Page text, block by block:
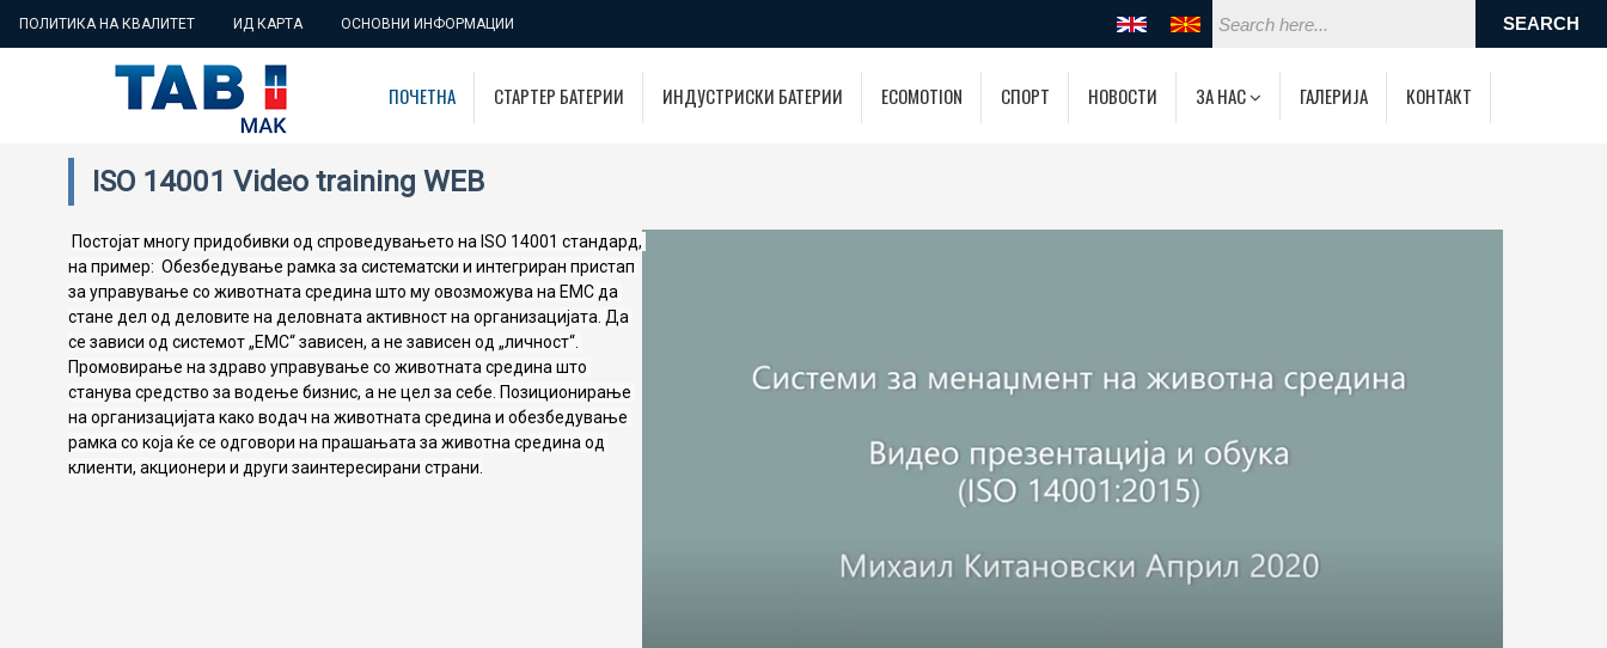
ПОЛИТИКА НА КВАЛИТЕТ ИД КАРТА ОСНОВНИ ИНФОРМАЦИИ
ПОЧЕТНА СТАРТЕР БАТЕРИИ ИНДУСТРИСКИ БАТЕРИИ ECOMOTION СПОРТ НОВОСТИ ЗА НАС ГАЛЕРИЈА КОНТАКТ
ISO 14001 Video training WEB
Постојат многу придобивки од спроведувањето на ISO 14001 стандард,
на пример:  Обезбедување рамка за систематски и интегриран пристап
за управување со животната средина што му овозможува на ЕМС да
стане дел од деловите на деловната активност на организацијата. Да
се зависи од системот „ЕМС“ зависен, а не зависен од „личност“.
Промовирање на здраво управување со животната средина што
станува средство за водење бизнис, а не цел за себе. Позиционирање
на организацијата како водач на животната средина и обезбедување
рамка со која ќе се одговори на прашањата за животна средина од
клиенти, акционери и други заинтересирани страни.